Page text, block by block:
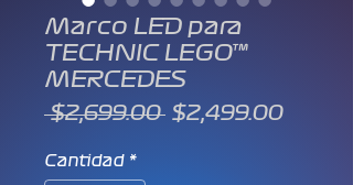
Marco LED para
TECHNIC LEGO™
MERCEDES
$2,699.00 Precio
$2,499.00Precio
Cantidad *